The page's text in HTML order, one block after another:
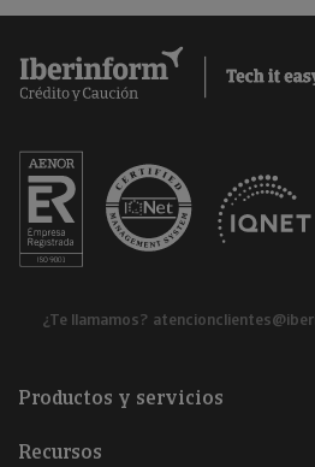
¿Te llamamos?
Productos y servicios
Recursos